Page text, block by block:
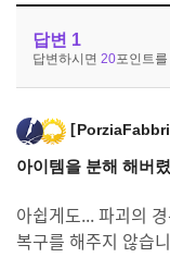
답변 1
답변하시면 20포인트
PorziaFabbri
아이템을 분해 해버
아쉽게도... 파괴의
복구를 해주지 않습